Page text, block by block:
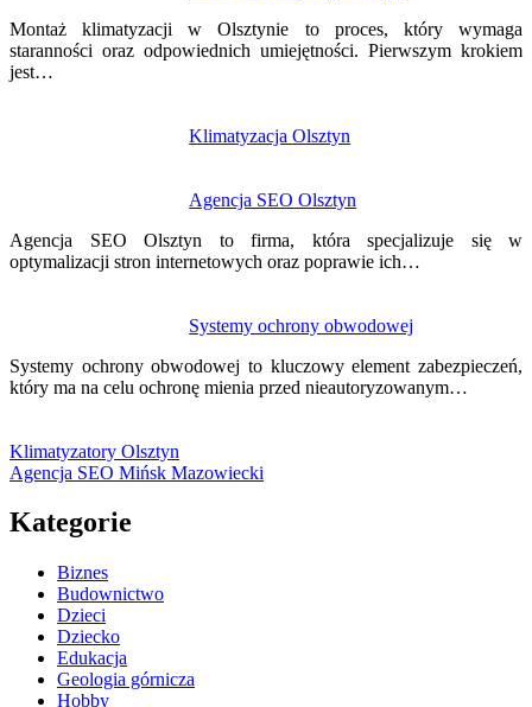
Montaż klimatyzacji w Olsztynie to proces, który wymaga
staranności oraz odpowiednich umiejętności. Pierwszym krokiem
jest…
Klimatyzacja Olsztyn
Agencja SEO Olsztyn
Agencja SEO Olsztyn to firma, która specjalizuje się w
optymalizacji stron internetowych oraz poprawie ich…
Systemy ochrony obwodowej
Systemy ochrony obwodowej to kluczowy element zabezpieczeń,
który ma na celu ochronę mienia przed nieautoryzowanym…
Klimatyzatory Olsztyn
Agencja SEO Mińsk Mazowiecki
Kategorie
Biznes
Budownictwo
Dzieci
Dziecko
Edukacja
Geologia górnicza
Hobby